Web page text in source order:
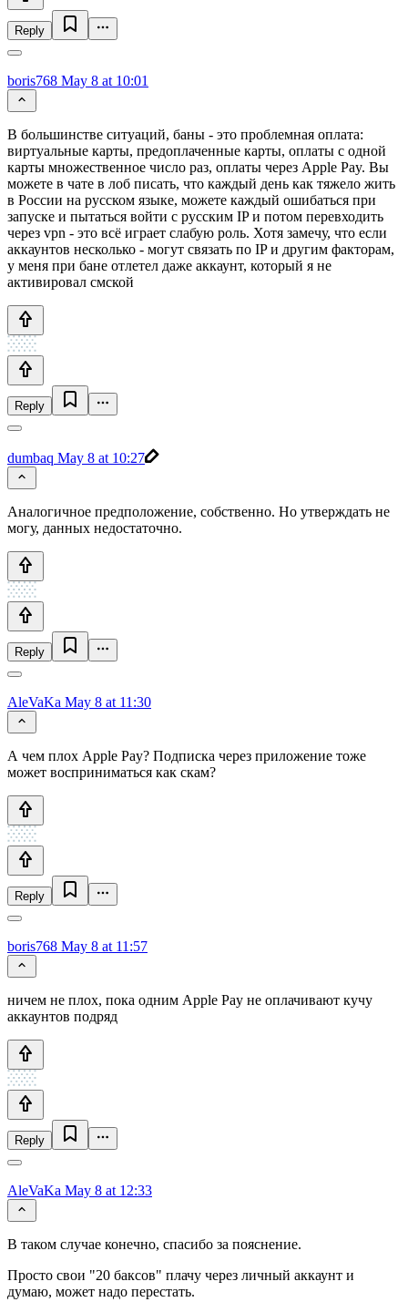
Reply
boris768 May 8 at 10:01
В большинстве ситуаций, баны - это проблемная оплата:
виртуальные карты, предоплаченные карты, оплаты с одной
карты множественное число раз, оплаты через Apple Pay. Вы
можете в чате в лоб писать, что каждый день как тяжело жить
в России на русском языке, можете каждый ошибаться при
запуске и пытаться войти с русским IP и потом перевходить
через vpn - это всё играет слабую роль. Хотя замечу, что если
аккаунтов несколько - могут связать по IP и другим факторам,
у меня при бане отлетел даже аккаунт, который я не
активировал смской
Reply
dumbaq May 8 at 10:27
Аналогичное предположение, собственно. Но утверждать не
могу, данных недостаточно.
Reply
AleVaKa May 8 at 11:30
А чем плох Apple Pay? Подписка через приложение тоже
может восприниматься как скам?
Reply
boris768 May 8 at 11:57
ничем не плох, пока одним Apple Pay не оплачивают кучу
аккаунтов подряд
Reply
AleVaKa May 8 at 12:33
В таком случае конечно, спасибо за пояснение.
Просто свои "20 баксов" плачу через личный аккаунт и
думаю, может надо перестать.